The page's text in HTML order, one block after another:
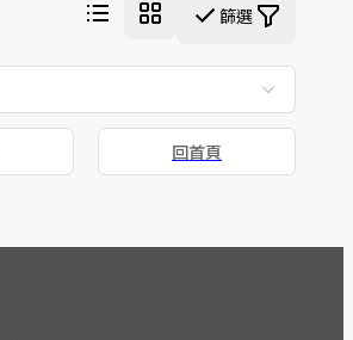
篩選
回首頁